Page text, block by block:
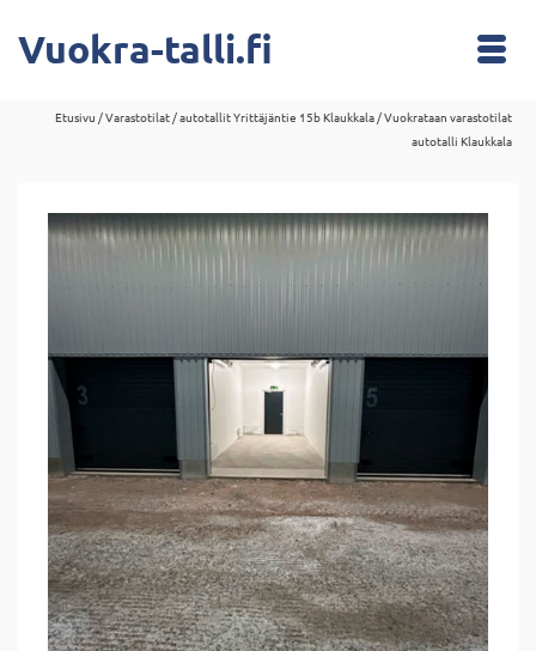
Vuokra-talli.fi
Etusivu /Varastotilat / autotallit Yrittäjäntie 15b Klaukkala/Vuokrataan varastotilat
autotalli Klaukkala